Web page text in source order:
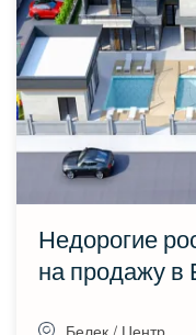
Недорогие
на продажу в